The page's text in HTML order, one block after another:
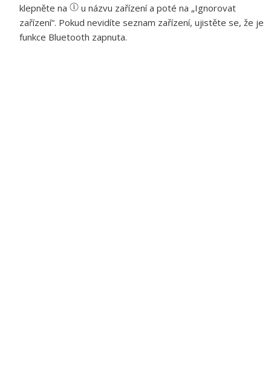
klepněte na
u názvu zařízení a poté na „Ignorovat
zařízení“. Pokud nevidíte seznam zařízení, ujistěte se, že je
funkce Bluetooth zapnuta.